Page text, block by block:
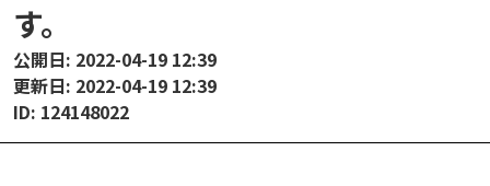
す。
公開日: 2022-04-19 12:39
更新日: 2022-04-19 12:39
ID: 124148022